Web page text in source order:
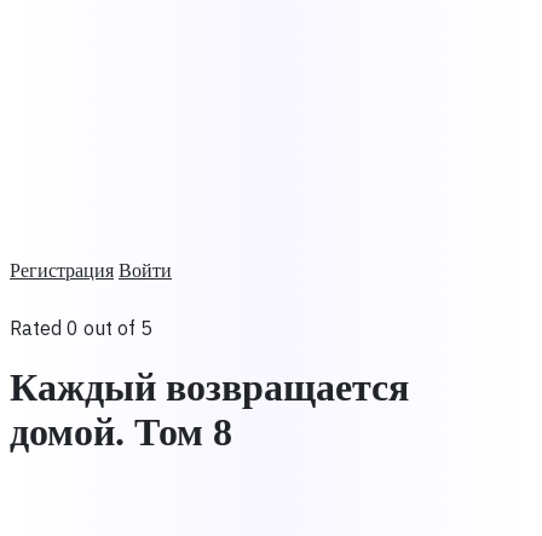
Регистрация Войти
Rated 0 out of 5
Каждый возвращается
домой. Том 8